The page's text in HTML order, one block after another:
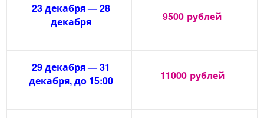
23 декабря — 28
декабря
9500 рублей
29 декабря — 31
декабря, до 15:00
11000 рублей